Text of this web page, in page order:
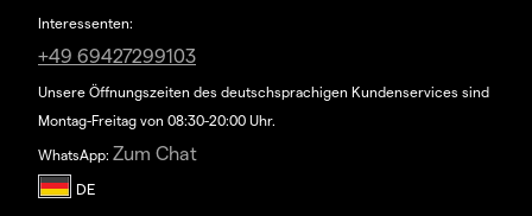
Interessenten:
+49 69427299103
Unsere Öffnungszeiten des deutschsprachigen Kundenservices sind
Montag-Freitag von 08:30-20:00 Uhr.
WhatsApp: Zum Chat